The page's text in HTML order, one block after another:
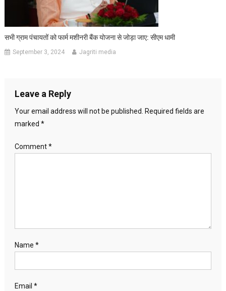
सभी ग्राम पंचायतों को फार्म मशीनरी बैंक योजना से जोड़ा जाए: सीएम धामी
September 3, 2024 Jagriti media
Leave a Reply
Your email address will not be published.
Required fields are
marked *
Comment*
Name *
Email *